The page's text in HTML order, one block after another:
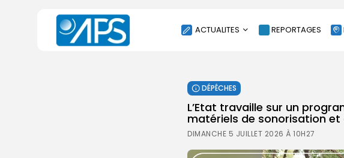
ACTUALITES
SOCIÉTÉ
ÉCONOMIE
CULTURE
REPORTAGES
DÉPÊCHES
L’Etat travaille sur un
matériels de sonorisation et
DIMANCHE 5 JUILLET 2026 À 10H27